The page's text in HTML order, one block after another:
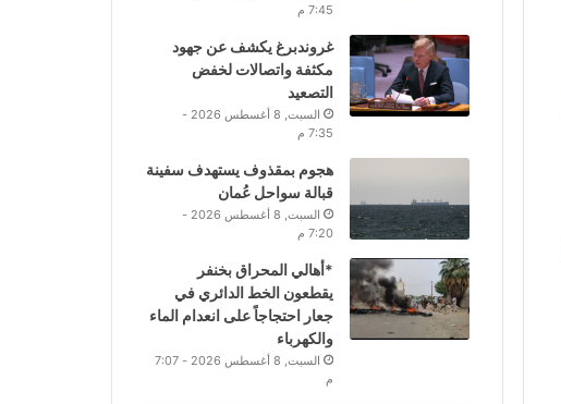
7:45 م
غروندبرغ يكشف عن جهود
مكثفة واتصالات لخفض
التصعيد
السبت, 8 أغسطس 2026 -
7:35 م
هجوم بمقذوف يستهدف سفينة
قبالة سواحل عُمان
السبت, 8 أغسطس 2026 -
7:20 م
*أهالي المحراق بخنفر
يقطعون الخط الدائري في
جعار احتجاجاً على انعدام الماء
والكهرباء
السبت, 8 أغسطس 2026 - 7:07
م